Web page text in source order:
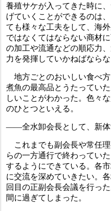
養殖サケが入ってきた時に
げていくことができるのは
ても様々な工夫をして、海
ではなくてはならない商材
の加工や流通などの順応力
力を発揮していかねばなら
地方ごとのおいしい食べ
煮魚の最高品とうたってい
しいことがわかった。色々
のひとつといえる。
――全水卸会長として、新体
これまでも副会長や常任
らの一方通行で終わってい
するようにできている。各
に交流を深めていきたい。
回目の正副会長会議を行っ
間に過ぎてしまった。